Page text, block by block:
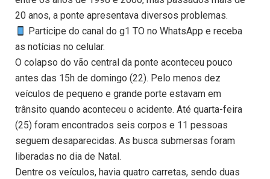
20 anos, a ponte apresentava diversos problemas.
Participe do canal do g1 TO no WhatsApp e receba
as notícias no celular.
O colapso do vão central da ponte aconteceu pouco
antes das 15h de domingo (22). Pelo menos dez
veículos de pequeno e grande porte estavam em
trânsito quando aconteceu o acidente. Até quarta-feira
(25) foram encontrados seis corpos e 11 pessoas
seguem desaparecidas. As busca submersas foram
liberadas no dia de Natal.
Dentre os veículos, havia quatro carretas, sendo duas